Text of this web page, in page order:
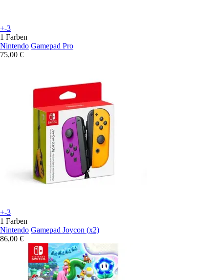
+-3
1 Farben
Nintendo Gamepad Pro
75,00 €
+-3
1 Farben
Nintendo Gamepad Joycon (x2)
86,00 €